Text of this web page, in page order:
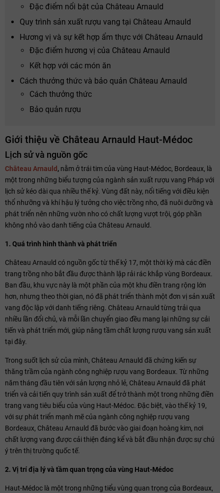
Đặc điểm nổi bật của Château Arnauld
Quy trình sản xuất rượu vang tại Château Arnauld
Hương vị và sự kết hợp ẩm thực với Château Arnauld
Đặc điểm hương vị của Château Arnauld
Kết hợp với các món ăn
Cách thưởng thức và bảo quản Château Arnauld
Cách thưởng thức
Bảo quản rượu
Giới thiệu về Château Arnauld Haut-Médoc
Lịch sử và nguồn gốc
Château Arnauld , nằm ở trái tim của vùng Haut-Médoc, Bordeaux, là
một trong những biểu tượng của ngành sản xuất rượu vang Pháp với
lịch sử kéo dài qua nhiều thế kỷ. Vùng đất này, nổi tiếng với điều kiện
thổ nhưỡng và khí hậu lý tưởng cho việc trồng nho, đã nuôi dưỡng và
phát triển nên những vườn nho có chất lượng vượt trội, góp phần
không nhỏ vào danh tiếng của Château Arnauld.
1. Quá trình hình thành và phát triển
Château Arnauld có nguồn gốc từ thế kỷ 17, một thời kỳ mà các điền
trang trồng nho bắt đầu được thành lập rải rác khắp vùng Bordeaux.
Ban đầu, khu vực này là một phần của một khu điền trang rộng lớn
hơn, nhưng theo thời gian, nó đã phát triển thành một đơn vị sản xuất
vang độc lập với danh tiếng riêng. Château Arnauld từng trải qua
nhiều lần đổi chủ, và mỗi lần chuyển giao đều mang lại những sự cải
tiến và phát triển mới, giúp nâng tầm chất lượng rượu vang sản xuất
tại đây.
Trong suốt lịch sử của mình, Château Arnauld đã chứng kiến sự
thăng trầm của ngành công nghiệp rượu vang Bordeaux. Từ những
năm tháng đầu tiên với sản lượng nhỏ lẻ, Château Arnauld đã phát
triển và cải tiến quy trình sản xuất để trở thành một trong những điền
trang vang tiêu biểu của vùng Haut-Médoc. Đặc biệt, vào thế kỷ 19,
với sự phát triển mạnh mẽ của ngành công nghiệp rượu vang
Bordeaux, Château Arnauld đã bước vào giai đoạn hoàng kim, nơi
chất lượng vang được cải thiện đáng kể và bắt đầu nhận được sự chú
ý trên thị trường quốc tế.
2. Vị trí địa lý và tầm quan trọng của vùng Haut-Médoc
Haut-Médoc là một trong những tiểu vùng quan trọng của Bordeaux,